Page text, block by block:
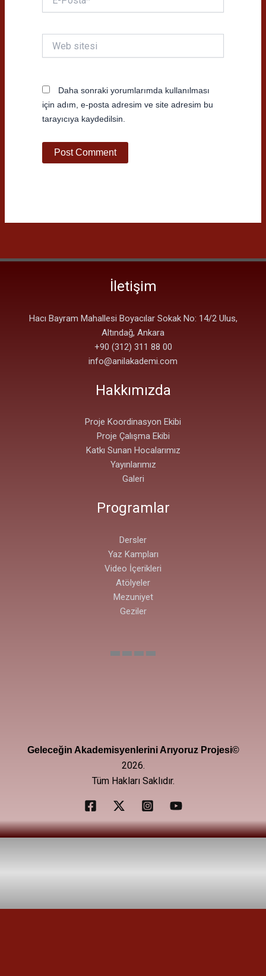
Posta*
sitesi
Daha sonraki yorumlarımda kullanılması
için adım, e-posta adresim ve site adresim bu
tarayıcıya kaydedilsin.
İletişim
Hacı Bayram Mahallesi Boyacılar Sokak No: 14/2 Ulus,
Altındağ, Ankara
+90 (312) 311 88 00
info@anilakademi.com
Hakkımızda
Proje Koordinasyon Ekibi
Proje Çalışma Ekibi
Katkı Sunan Hocalarımız
Yayınlarımız
Galeri
Programlar
Dersler
Yaz Kampları
Video İçerikleri
Atölyeler
Mezuniyet
Geziler
Geleceğin Akademisyenlerini Arıyoruz Projesi©
2026.
Tüm Hakları Saklıdır.